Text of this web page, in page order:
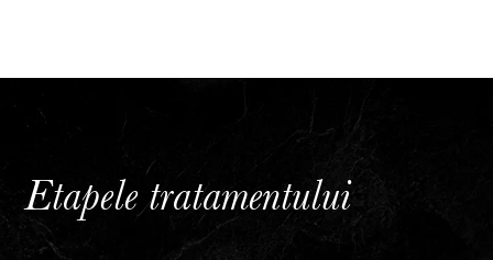
Etapele tratamentului